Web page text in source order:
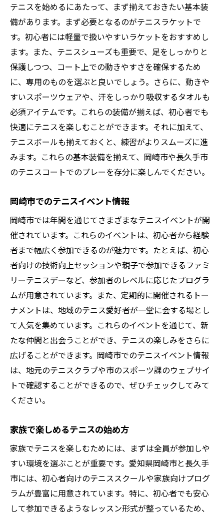
テニスの基本動作とそのコツ
個別指導が嬉しいレッスンの充実度
運動経験が少なくても大丈夫な理由
テニスでリフレッシュする方法
初心者が抱えやすい悩みとその解決策
自然に囲まれたコートでテニス技術を磨く方法
自然豊かな環境でのテニスの魅力
技術を向上させるための練習法
自然の中で感じるリフレッシュ効果
自然環境がもたらす集中力向上
自然を生かしたトレーニングメニュー
愛知県でテニスを始める際の気になるFAQ
初心者が感じるテニスの疑問とアドバイス
テニスを始める前に知っておきたいこと
よくある質問：テニスで必要な道具
テニスを始めるための準備と心構え
健康面での不安に対するサポート体制
レッスン開始前の事前準備について
初心者歓迎！愛知県のテニスクラブ選びのポイ
ント
クラブ選びで重視するべきポイント
初心者に優しいクラブの見分け方
コストパフォーマンスを考慮した選択
初心者向けプログラムの充実度
テニスを始めるにあたって、まず揃えておきたい基本装
備があります。まず必要となるのがテニスラケットで
す。初心者には軽量で扱いやすいラケットをおすすめし
ます。また、テニスシューズも重要で、足をしっかりと
保護しつつ、コート上での動きやすさを確保するため
に、専用のものを選ぶと良いでしょう。さらに、動きや
すいスポーツウェアや、汗をしっかり吸収するタオルも
必須アイテムです。これらの装備が揃えば、初心者でも
快適にテニスを楽しむことができます。それに加えて、
テニスボールも揃えておくと、練習がよりスムーズに進
みます。これらの基本装備を揃えて、岡崎市や長久手市
のテニスコートでのプレーを存分に楽しんでください。
岡崎市でのテニスイベント情報
岡崎市では年間を通じてさまざまなテニスイベントが開
催されています。これらのイベントは、初心者から経験
者まで幅広く参加できるのが魅力です。たとえば、初心
者向けの技術向上セッションや親子で参加できるファミ
リーテニスデーなど、参加者のレベルに応じたプログラ
ムが用意されています。また、定期的に開催されるトー
ナメントは、地域のテニス愛好者が一堂に会する場とし
て人気を集めています。これらのイベントを通じて、新
たな仲間と出会うことができ、テニスの楽しみをさらに
広げることができます。岡崎市でのテニスイベント情報
は、地元のテニスクラブや市のスポーツ課のウェブサイ
トで確認することができるので、ぜひチェックしてみて
ください。
家族で楽しめるテニスの始め方
家族でテニスを楽しむためには、まずは全員が参加しや
すい環境を選ぶことが重要です。愛知県岡崎市と長久手
市には、初心者向けのテニススクールや家族向けプログ
ラムが豊富に用意されています。特に、初心者でも安心
して参加できるようなレッスン形式が整っているため、